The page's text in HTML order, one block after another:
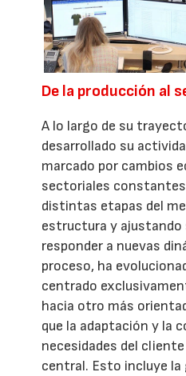
De la producción al
A lo largo de su
desarrollado su
marcado por cambios
sectoriales
distintas etapas del
estructura y ajustando
responder a nuevas
proceso, ha
centrado
hacia otro más
que la adaptación y la
necesidades del
central. Esto incluye la